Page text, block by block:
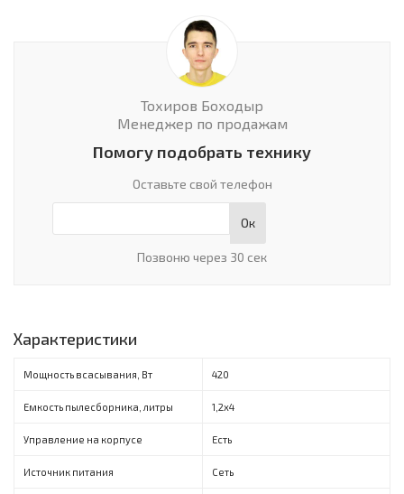
Тохиров Боходыр
Менеджер по продажам
Помогу подобрать технику
Оставьте свой телефон
Ок
Позвоню через 30 сек
Характеристики
Мощность всасывания, Вт 420
Емкость пылесборника, литры 1,2х4
Управление на корпусе Есть
Источник питания Сеть